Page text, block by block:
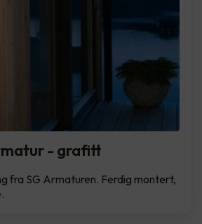
- grafitt
fra SG Armaturen. Ferdig montert,